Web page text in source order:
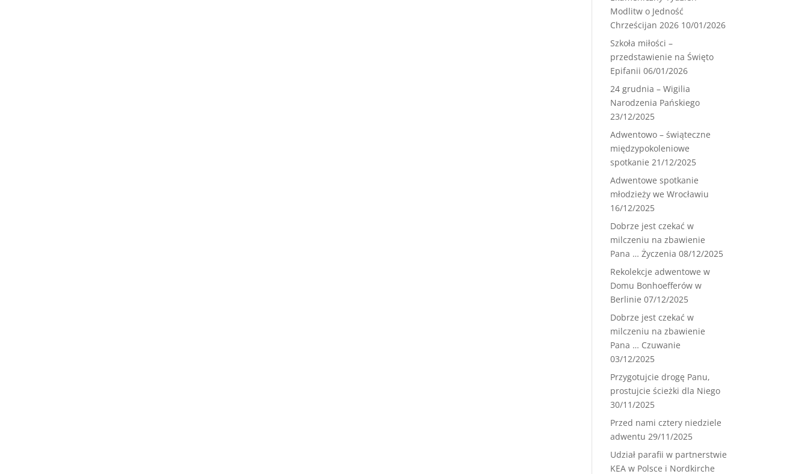
Modlitw o Jedność
Chrześcijan 2026 10/01/2026
Szkoła miłości –
przedstawienie na Święto
Epifanii 06/01/2026
24 grudnia – Wigilia
Narodzenia Pańskiego
23/12/2025
Adwentowo – świąteczne
międzypokoleniowe
spotkanie 21/12/2025
Adwentowe spotkanie
młodzieży we Wrocławiu
16/12/2025
Dobrze jest czekać w
milczeniu na zbawienie
Pana … Życzenia 08/12/2025
Rekolekcje adwentowe w
Domu Bonhoefferów w
Berlinie 07/12/2025
Dobrze jest czekać w
milczeniu na zbawienie
Pana … Czuwanie
03/12/2025
Przygotujcie drogę Panu,
prostujcie ścieżki dla Niego
30/11/2025
Przed nami cztery niedziele
adwentu 29/11/2025
Udział parafii w partnerstwie
KEA w Polsce i Nordkirche